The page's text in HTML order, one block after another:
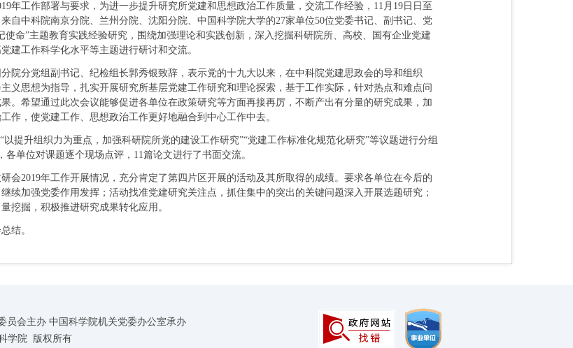
工作部署与要求，为进一步提升研究所党建和思想政治工作质量，交流工作经验，11月19日日至
自中科院南京分院、兰州分院、沈阳分院、中国科学院大学的27家单位50位党委书记、副书记、党
命”主题教育实践经验研究，围绕加强理论和实践创新，深入挖掘科研院所、高校、国有企业党建
建工作科学化水平等主题进行研讨和交流。
分党组副书记、纪检组长郭秀银致辞，表示党的十九大以来，在中科院党建思政会的导和组织
义思想为指导，扎实开展研究所基层党建工作研究和理论探索，基于工作实际，针对热点和难点问
。希望通过此次会议能够促进各单位在政策研究等方面再接再厉，不断产出有分量的研究成果，加
作，使党建工作、思想政治工作更好地融合到中心工作中去。
提升组织力为重点，加强科研院所党的建设工作研究”“党建工作标准化规范化研究”等议题进行分组
单位对课题逐个现场点评，11篇论文进行了书面交流。
2019年工作开展情况，充分肯定了第四片区开展的活动及其所取得的成绩。要求各单位在今后的
续加强党委作用发挥；活动找准党建研究关注点，抓住集中的突出的关键问题深入开展选题研究；
挖掘，积极推进研究成果转化应用。
结。
员会主办 中国科学院机关党委办公室承办
学院 版权所有